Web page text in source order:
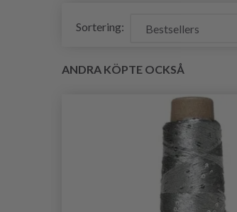
Sortering:
ANDRA KÖPTE OCKSÅ